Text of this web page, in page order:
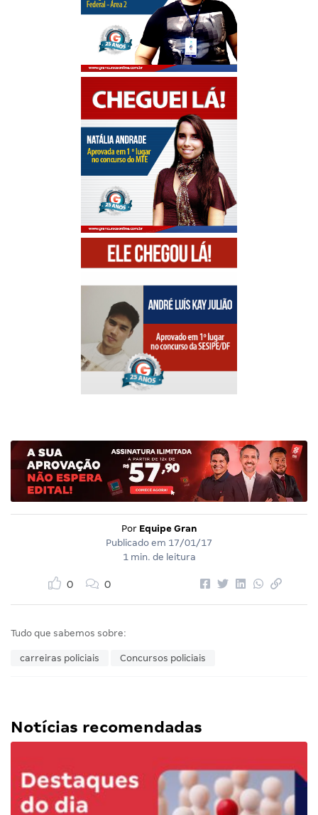
Por Equipe Gran
Publicado em 17/01/17
1 min. de leitura
0 0
Tudo que sabemos sobre:
carreiras policiais Concursos policiais
Notícias recomendadas